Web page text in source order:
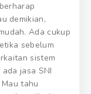
demikian,
Ada cukup
sebelum
sistem
jasa SNI
tahu